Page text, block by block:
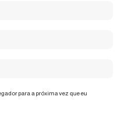
para a próxima vez que eu